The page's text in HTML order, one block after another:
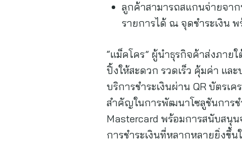
ลูกค้าสามารถสแกนจ่ายจา
รายการได้ ณ จุดชำระเงิน
“แม็คโคร” ผู้นำธุรกิจค้าส่งภา
ปิ้งให้สะดวก รวดเร็ว คุ้มค่า แ
บริการชำระเงินผ่าน QR บัตรเ
สำคัญในการพัฒนาโซลูชันการช
Mastercard พร้อมการสนับสนุน
การชำระเงินที่หลากหลายยิ่งขึ้